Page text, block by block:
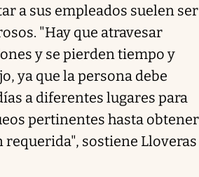
a sus empleados suelen ser
"Hay que atravesar
y se pierden tiempo y
ya que la persona debe
a diferentes lugares para
pertinentes hasta obtener
sostiene Lloveras